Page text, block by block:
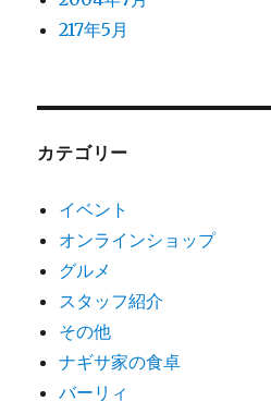
217年5月
カテゴリー
イベント
オンラインショップ
グルメ
スタッフ紹介
その他
ナギサ家の食卓
バーリィ